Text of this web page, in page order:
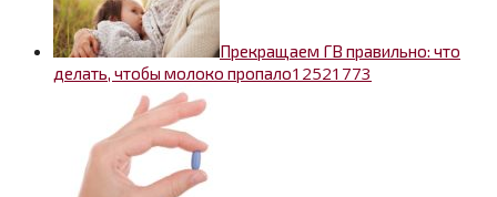
Прекращаем ГВ правильно: что
делать, чтобы молоко пропало12521773